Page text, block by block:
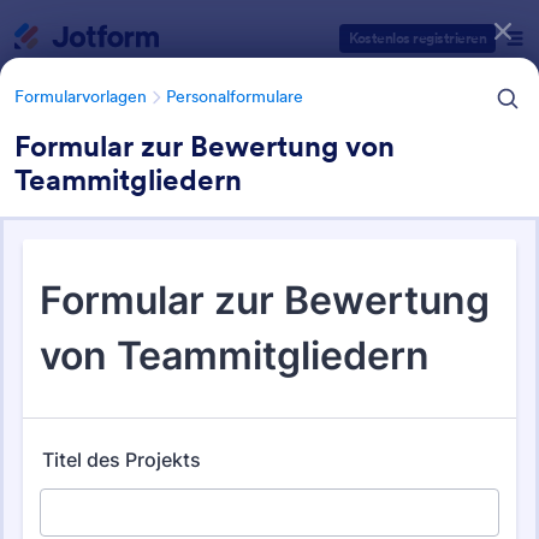
Kostenlos registrieren
Formularvorlagen Personalformulare
Formular zur Bewertung von
Teammitgliedern
Mitarbeiterbeurteilung
Formulare
Formularvorlagen Kategorien